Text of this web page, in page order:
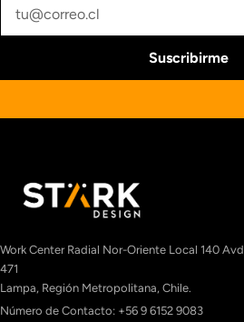
Suscribirme
Work Center Radial Nor-Oriente Local 140
471
Lampa, Región Metropolitana, Chile.
Número de Contacto: +56 9 6152 9083